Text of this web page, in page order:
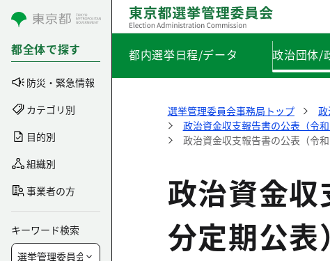
コンテンツにスキップ
都全体で探す
防災・緊急情報
カテゴリ別
目的別
組織別
事業者の方
キーワード検索
都内選挙日程/データ 政治団体/
選挙管理委員会事務局トップ
政治資金収支報告書の公表（令
政治資金収支報告書の公表（令
政治資金
分定期公